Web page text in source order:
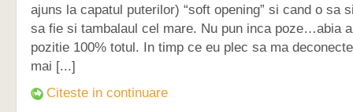
ajuns la capatul puterilor) “soft opening” si cand o sa
sa fie si tambalaul cel mare. Nu pun inca poze…abia
pozitie 100% totul. In timp ce eu plec sa ma
mai [...]
Citeste in continuare